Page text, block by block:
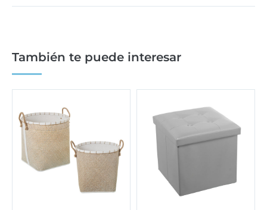
También te puede interesar